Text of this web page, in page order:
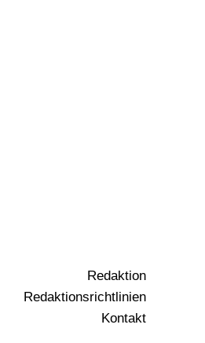
Redaktion
Redaktionsrichtlinien
Kontakt